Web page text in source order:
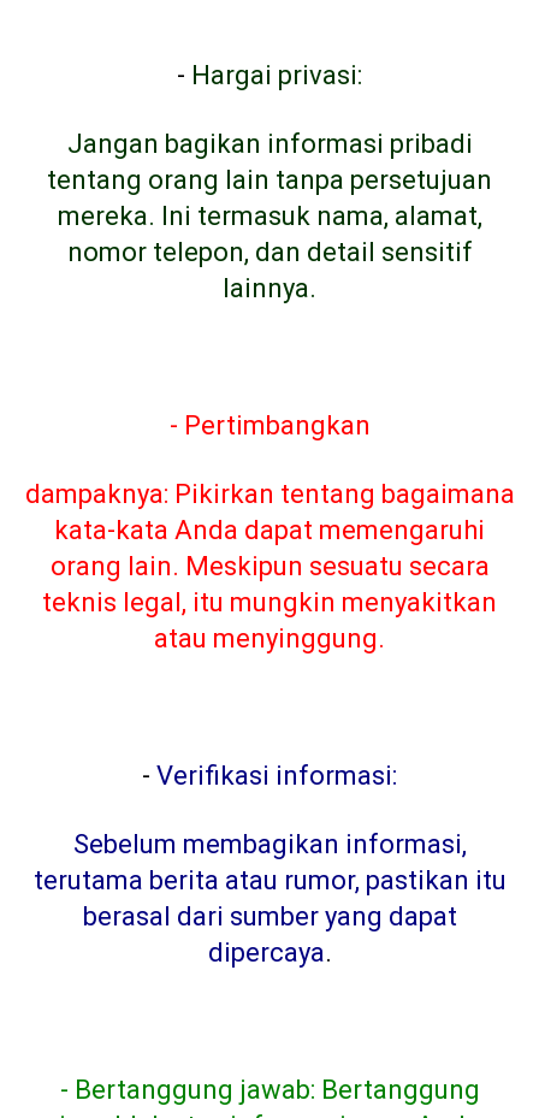
- Hargai privasi:
Jangan bagikan informasi pribadi
tentang orang lain tanpa persetujuan
mereka. Ini termasuk nama, alamat,
nomor telepon, dan detail sensitif
lainnya.
- Pertimbangkan
dampaknya: Pikirkan tentang bagaimana
kata-kata Anda dapat memengaruhi
orang lain. Meskipun sesuatu secara
teknis legal, itu mungkin menyakitkan
atau menyinggung.
- Verifikasi informasi:
Sebelum membagikan informasi,
terutama berita atau rumor, pastikan itu
berasal dari sumber yang dapat
dipercaya.
- Bertanggung jawab: Bertanggung